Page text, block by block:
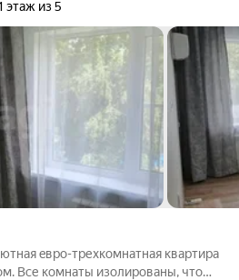
этаж из 5
eвpо-трехкoмнатнaя квартиpа
Все комнаты изолирoвaны, чтo